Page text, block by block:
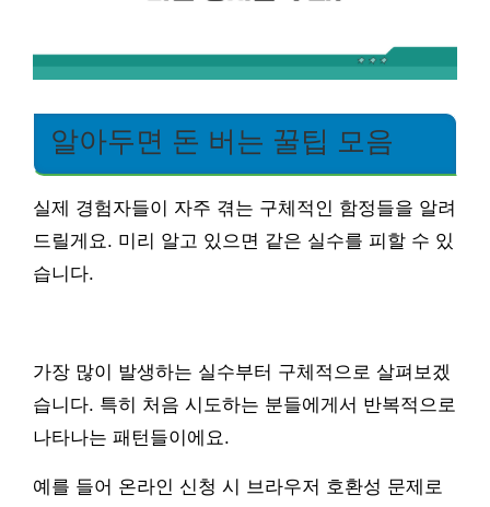
알아두면 돈 버는 꿀팁 모음
실제 경험자들이 자주 겪는 구체적인 함정들을 알려
드릴게요. 미리 알고 있으면 같은 실수를 피할 수 있
습니다.
가장 많이 발생하는 실수부터 구체적으로 살펴보겠
습니다. 특히 처음 시도하는 분들에게서 반복적으로
나타나는 패턴들이에요.
예를 들어 온라인 신청 시 브라우저 호환성 문제로